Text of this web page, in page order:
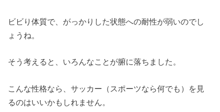
ビビり体質で、がっかりした状態への耐性が弱いのでし
ょうね。
そう考えると、いろんなことが腑に落ちました。
こんな性格なら、サッカー（スポーツなら何でも）を見
るのはいいかもしれません。